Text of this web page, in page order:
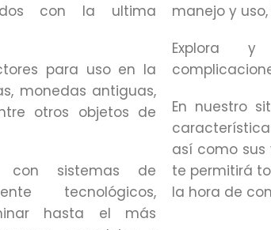
con la ultima
para uso en la
monedas antiguas,
otros objetos de
con sistemas de
tecnológicos,
hasta el más
manejo y
Explora y
En nuestro
así como sus
te permitirá
la hora de